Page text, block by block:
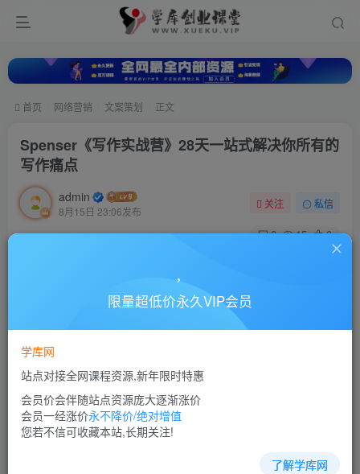
首页 网络营销 文案策划 正文
Spenser《写作实战营》28天一站式解决你所有的
写作痛点
admin
8月15日 23:06发布
关注 私信
0 15 0
Spenser《写作实战营》28天一站式解决你所有的写作痛点
此内容为付费资源，请付费后查看
10
立即购买
您当前未登录！建议登陆后购买，可保存购买订单
限量超低价永久VIP会员
学库网
站点对接全网课程资源,新年限时特惠
会员价会伴随站点资源庞大逐渐涨价
会员一经涨价永不降价/绝对增值
您若不信可收藏本站,长期关注!
了解学库网